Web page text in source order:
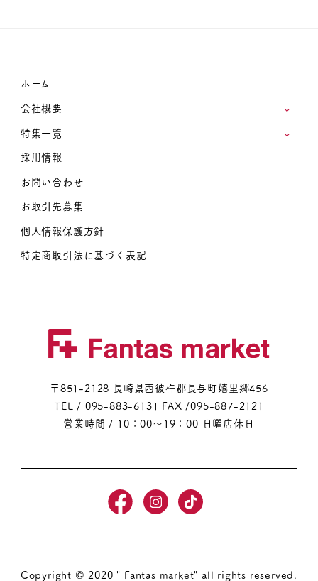
ホーム
会社概要
特集一覧
採用情報
お問い合わせ
お取引先募集
個人情報保護方針
特定商取引法に基づく表記
〒851-2128 長崎県西彼杵郡長与町嬉里郷456
TEL / 095-883-6131 FAX /095-887-2121
営業時間 / 10：00～19：00 日曜店休日
Copyright © 2020 " Fantas market" all rights reserved.